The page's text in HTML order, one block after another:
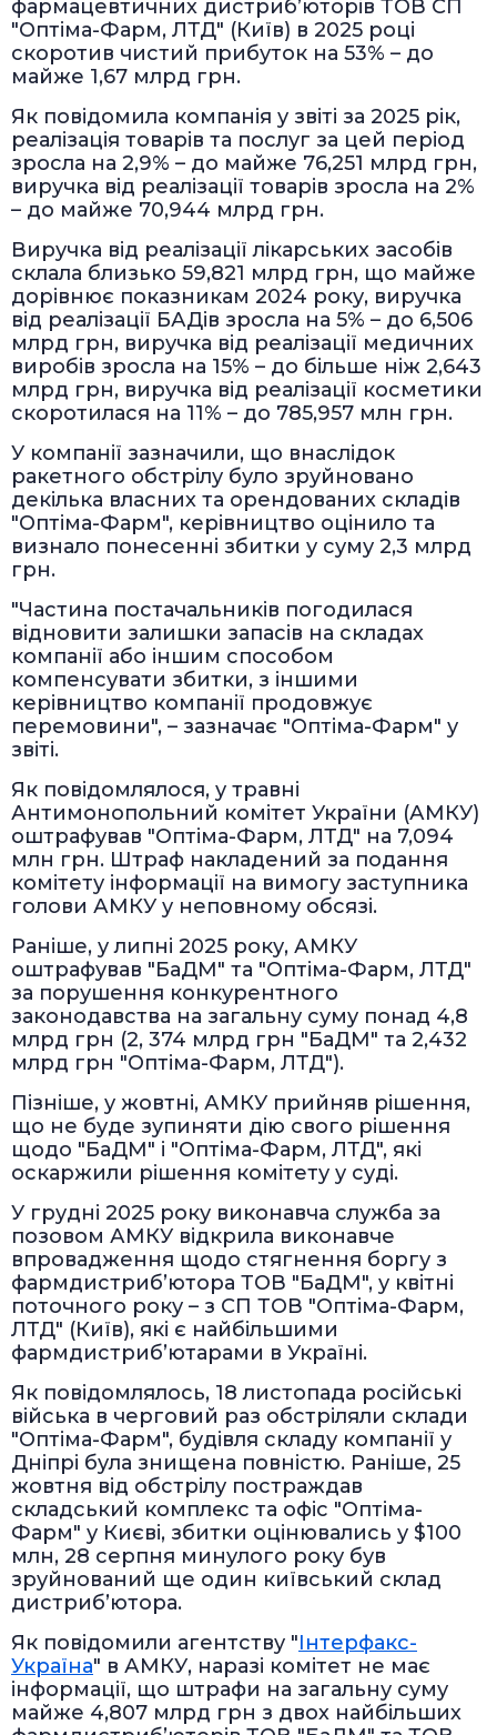
фармацевтичних дистриб’юторів ТОВ СП
"Оптіма-Фарм, ЛТД" (Київ) в 2025 році
скоротив чистий прибуток на 53% – до
майже 1,67 млрд грн.
Як повідомила компанія у звіті за 2025 рік,
реалізація товарів та послуг за цей період
зросла на 2,9% – до майже 76,251 млрд грн,
виручка від реалізації товарів зросла на 2%
– до майже 70,944 млрд грн.
Виручка від реалізації лікарських засобів
склала близько 59,821 млрд грн, що майже
дорівнює показникам 2024 року, виручка
від реалізації БАДів зросла на 5% – до 6,506
млрд грн, виручка від реалізації медичних
виробів зросла на 15% – до більше ніж 2,643
млрд грн, виручка від реалізації косметики
скоротилася на 11% – до 785,957 млн грн.
У компанії зазначили, що внаслідок
ракетного обстрілу було зруйновано
декілька власних та орендованих складів
"Оптіма-Фарм", керівництво оцінило та
визнало понесенні збитки у суму 2,3 млрд
грн.
"Частина постачальників погодилася
відновити залишки запасів на складах
компанії або іншим способом
компенсувати збитки, з іншими
керівництво компанії продовжує
перемовини", – зазначає "Оптіма-Фарм" у
звіті.
Як повідомлялося, у травні
Антимонопольний комітет України (АМКУ)
оштрафував "Оптіма-Фарм, ЛТД" на 7,094
млн грн. Штраф накладений за подання
комітету інформації на вимогу заступника
голови АМКУ у неповному обсязі.
Раніше, у липні 2025 року, АМКУ
оштрафував "БаДМ" та "Оптіма-Фарм, ЛТД"
за порушення конкурентного
законодавства на загальну суму понад 4,8
млрд грн (2, 374 млрд грн "БаДМ" та 2,432
млрд грн "Оптіма-Фарм, ЛТД").
Пізніше, у жовтні, АМКУ прийняв рішення,
що не буде зупиняти дію свого рішення
щодо "БаДМ" і "Оптіма-Фарм, ЛТД", які
оскаржили рішення комітету у суді.
У грудні 2025 року виконавча служба за
позовом АМКУ відкрила виконавче
впровадження щодо стягнення боргу з
фармдистриб’ютора ТОВ "БаДМ", у квітні
поточного року – з СП ТОВ "Оптіма-Фарм,
ЛТД" (Київ), які є найбільшими
фармдистриб’ютарами в Україні.
Як повідомлялось, 18 листопада російські
війська в черговий раз обстріляли склади
"Оптіма-Фарм", будівля складу компанії у
Дніпрі була знищена повністю. Раніше, 25
жовтня від обстрілу постраждав
складський комплекс та офіс "Оптіма-
Фарм" у Києві, збитки оцінювались у $100
млн, 28 серпня минулого року був
зруйнований ще один київський склад
дистриб’ютора.
Як повідомили агентству "Інтерфакс-
Україна" в АМКУ, наразі комітет не має
інформації, що штрафи на загальну суму
майже 4,807 млрд грн з двох найбільших